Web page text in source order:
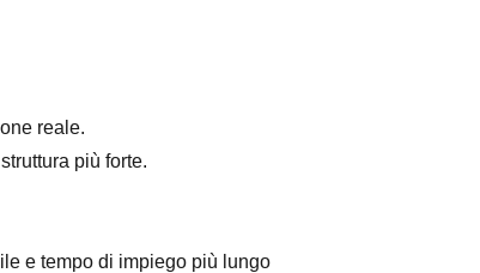
reale.
più forte.
e tempo di impiego più lungo